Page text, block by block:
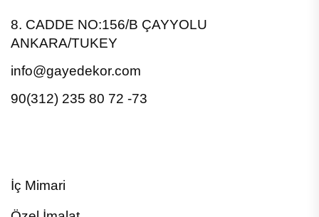
8. CADDE NO:156/B ÇAYYOLU
ANKARA/TUKEY
info@gayedekor.com
90(312) 235 80 72 -73
İç Mimari